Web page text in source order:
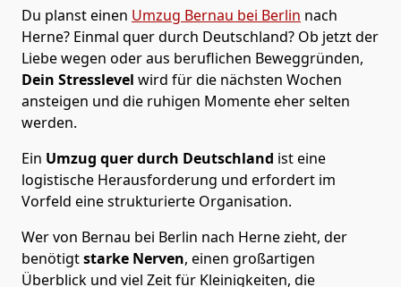
Du planst einen Umzug Bernau bei Berlin nach
Herne? Einmal quer durch Deutschland? Ob jetzt der
Liebe wegen oder aus beruflichen Beweggründen,
Dein Stresslevel wird für die nächsten Wochen
ansteigen und die ruhigen Momente eher selten
werden.
Ein Umzug quer durch Deutschland ist eine
logistische Herausforderung und erfordert im
Vorfeld eine strukturierte Organisation.
Wer von Bernau bei Berlin nach Herne zieht, der
benötigtstarke Nerven, einen großartigen
Überblick und viel Zeit für Kleinigkeiten, die